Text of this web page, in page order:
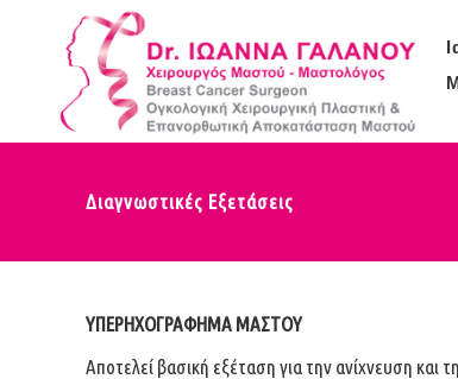
Διαγνωστικές Εξετάσεις
ΥΠΕΡΗΧΟΓΡΑΦΗΜΑ ΜΑΣΤΟΥ
Αποτελεί βασική εξέταση για την ανίχνευση και